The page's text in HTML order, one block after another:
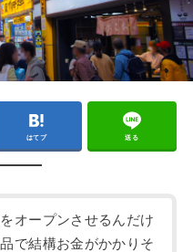
はてブ 送る
オープンさせるんだけ
で結構お金がかかりそ